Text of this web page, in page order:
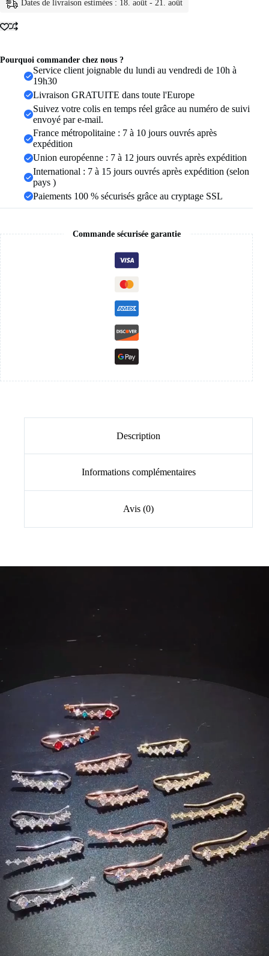
pour
ensemble
pièces,
couleur
DFE527
Dates de livraison estimées : 18. août - 21. août
Pourquoi commander chez nous ?
Service client joignable du lundi au vendredi de 10h à
19h30
Livraison GRATUITE dans toute l'Europe
Suivez votre colis en temps réel grâce au numéro de suivi
envoyé par e-mail.
France métropolitaine : 7 à 10 jours ouvrés après
expédition
Union européenne : 7 à 12 jours ouvrés après expédition
International : 7 à 15 jours ouvrés après expédition (selon
pays )
Paiements 100 % sécurisés grâce au cryptage SSL
Commande sécurisée garantie
Description
Informations complémentaires
Avis (0)